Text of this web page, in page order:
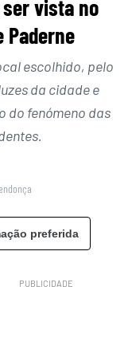
vista no
Paderne
escolhido, pelo
da cidade e
do fenómeno das
preferida